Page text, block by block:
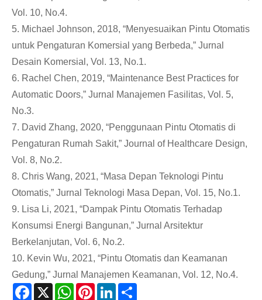
Vol. 10, No.4.
5. Michael Johnson, 2018, “Menyesuaikan Pintu Otomatis
untuk Pengaturan Komersial yang Berbeda,” Jurnal
Desain Komersial, Vol. 13, No.1.
6. Rachel Chen, 2019, “Maintenance Best Practices for
Automatic Doors,” Jurnal Manajemen Fasilitas, Vol. 5,
No.3.
7. David Zhang, 2020, “Penggunaan Pintu Otomatis di
Pengaturan Rumah Sakit,” Journal of Healthcare Design,
Vol. 8, No.2.
8. Chris Wang, 2021, “Masa Depan Teknologi Pintu
Otomatis,” Jurnal Teknologi Masa Depan, Vol. 15, No.1.
9. Lisa Li, 2021, “Dampak Pintu Otomatis Terhadap
Konsumsi Energi Bangunan,” Jurnal Arsitektur
Berkelanjutan, Vol. 6, No.2.
10. Kevin Wu, 2021, “Pintu Otomatis dan Keamanan
Gedung,” Jurnal Manajemen Keamanan, Vol. 12, No.4.
Facebook
X WhatsAppPinterestLinkedIn